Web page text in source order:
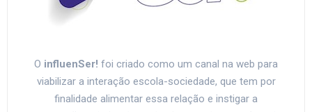
O influenSer! foi criado como um canal na web para
viabilizar a interação escola-sociedade, que tem por
finalidade alimentar essa relação e instigar a